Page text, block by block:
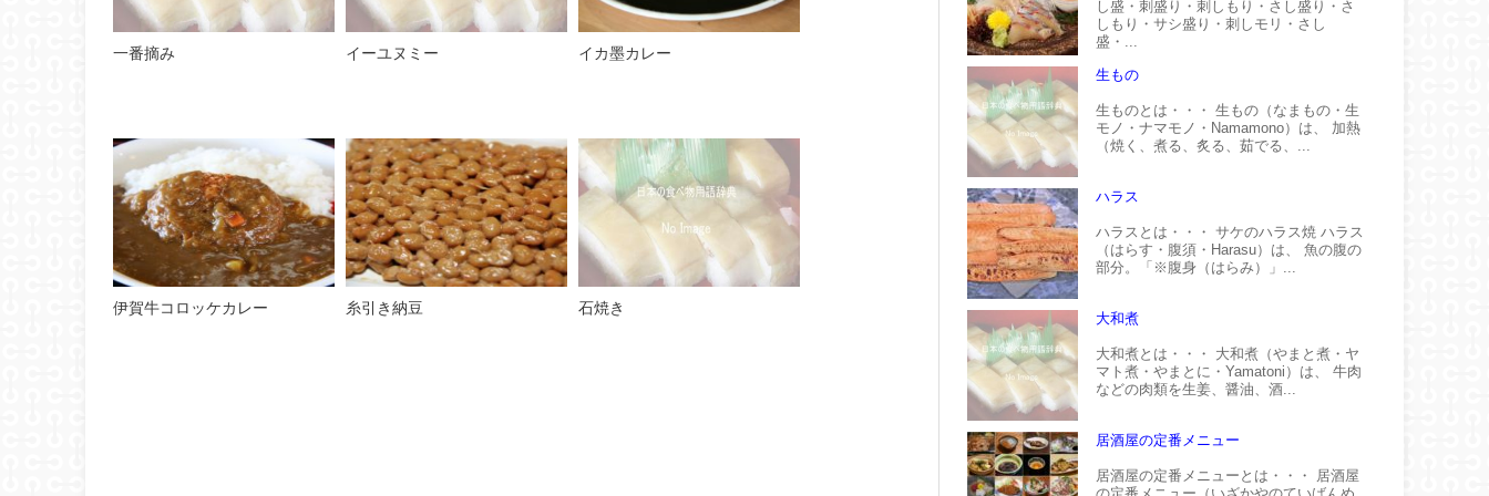
一番摘み イーユヌミー イカ墨カレー
伊賀牛コロッケカレー 糸引き納豆 石焼き
し盛・刺盛り・刺しもり・さし盛り・さ
しもり・サシ盛り・刺しモリ・さし
盛・...
生もの
生ものとは・・・ 生もの（なまもの・生
モノ・ナマモノ・Namamono）は、 加熱
（焼く、煮る、炙る、茹でる、...
ハラス
ハラスとは・・・ サケのハラス焼 ハラス
（はらす・腹須・Harasu）は、 魚の腹の
部分。「※腹身（はらみ）」...
大和煮
大和煮とは・・・ 大和煮（やまと煮・ヤ
マト煮・やまとに・Yamatoni）は、 牛肉
などの肉類を生姜、醤油、酒...
居酒屋の定番メニュー
居酒屋の定番メニューとは・・・ 居酒屋
の定番メニュー（いざかやのていばんめ